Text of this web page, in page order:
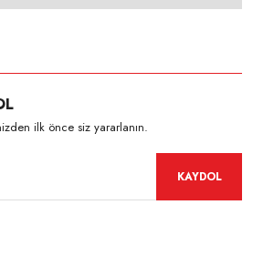
ilk önce siz yararlanın.
KAYDOL